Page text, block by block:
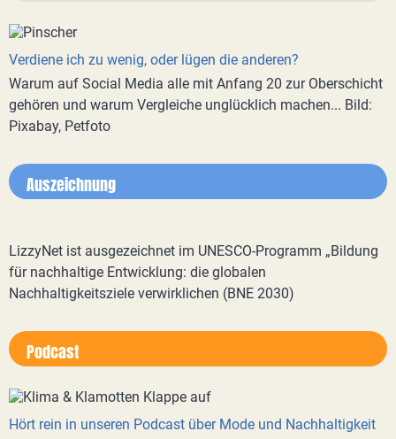
Verdiene ich zu wenig, oder lügen die anderen?
Warum auf Social Media alle mit Anfang 20 zur Oberschicht
gehören und warum Vergleiche unglücklich machen... Bild:
Pixabay, Petfoto
Auszeichnung
LizzyNet ist ausgezeichnet im UNESCO-Programm „Bildung
für nachhaltige Entwicklung: die globalen
Nachhaltigkeitsziele verwirklichen (BNE 2030)
Podcast
Hört rein in unseren Podcast über Mode und Nachhaltigkeit